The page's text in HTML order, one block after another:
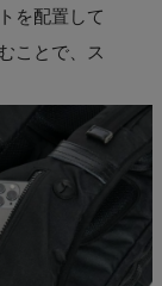
を配置して
ことで、ス